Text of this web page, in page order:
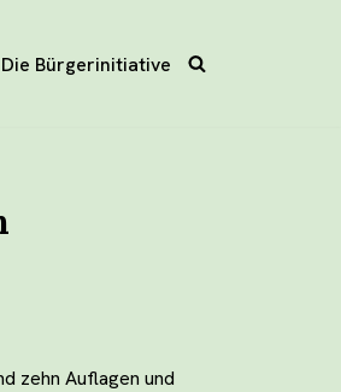
Die Bürgerinitiative
zehn Auflagen und